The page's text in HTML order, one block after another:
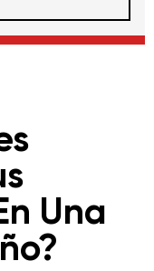
Una